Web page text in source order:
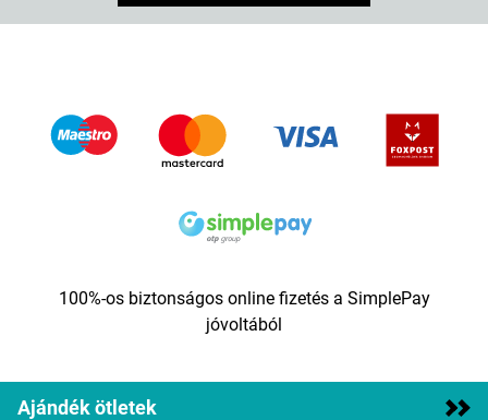
100%-os biztonságos online fizetés a SimplePay
jóvoltából
Ajándék ötletek